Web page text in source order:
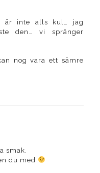
är inte alls kul… jag
den… vi spränger
nog vara ett sämre
smak.
du med